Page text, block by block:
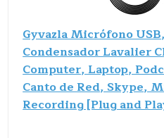
Gyvazla Micrófono
Condensador Lavalier
Computer, Laptop,
Canto de Red, Skype,
Recording [Plug and